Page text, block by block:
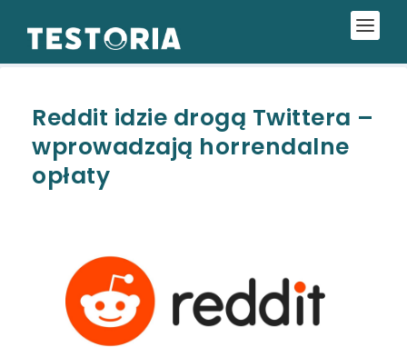
Reddit idzie drogą Twittera –
wprowadzają horrendalne
opłaty